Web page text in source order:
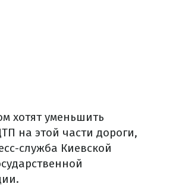
хотят уменьшить
на этой части дороги,
служба Киевской